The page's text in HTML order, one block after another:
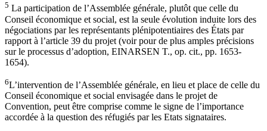
5 La participation de l’Assemblée générale, plutôt que celle du
Conseil économique et social, est la seule évolution induite lors des
négociations par les représentants plénipotentiaires des États par
rapport à l’article 39 du projet (voir pour de plus amples précisions
sur le processus d’adoption, EINARSEN T., op. cit., pp. 1653-
1654).
6L’intervention de l’Assemblée générale, en lieu et place de celle du
Conseil économique et social envisagée dans le projet de
Convention, peut être comprise comme le signe de l’importance
accordée à la question des réfugiés par les Etats signataires.